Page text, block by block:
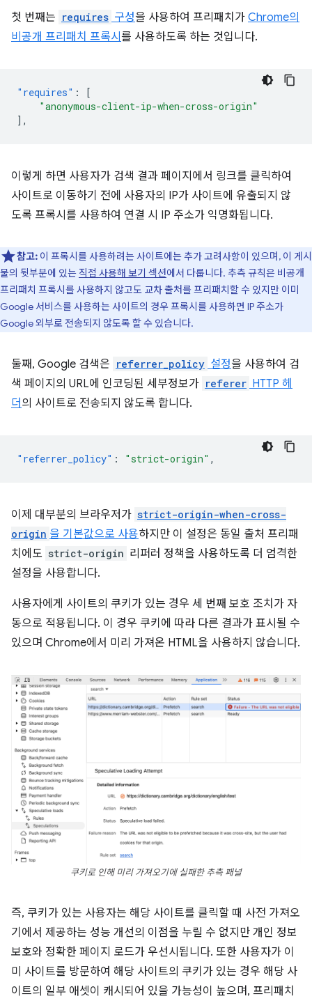
첫 번째는 requires 구성을 사용하여 프리패치가 Chrome의
비공개 프리패치 프록시 를 사용하도록 하는 것입니다.
"requires" :
[
"anonymous-client-ip-when-cross-origin"
],
이렇게 하면 사용자가 검색 결과 페이지에서 링크를 클릭하여
사이트로 이동하기 전에 사용자의 IP가 사이트에 유출되지 않
도록 프록시를 사용하여 연결 시 IP 주소가 익명화됩니다.
참고: 이 프록시를 사용하려는 사이트에는 추가 고려사항이 있으며, 이 게시
물의 뒷부분에 있는 직접 사용해 보기 섹션에서 다룹니다. 추측 규칙은 비공개
프리패치 프록시를 사용하지 않고도 교차 출처를 프리패치할 수 있지만 이미
Google 서비스를 사용하는 사이트의 경우 프록시를 사용하면 IP 주소가
Google 외부로 전송되지 않도록 할 수 있습니다.
둘째, Google 검색은 referrer_policy 설정을 사용하여 검
색 페이지의 URL에 인코딩된 세부정보가 referer HTTP 헤
더 의 사이트로 전송되지 않도록 합니다.
"referrer_policy" : "strict-origin" ,
이제 대부분의 브라우저가 strict-origin-when-cross-
origin 을 기본값으로 사용하지만 이 설정은 동일 출처 프리패
치에도 strict-origin 리퍼러 정책을 사용하도록 더 엄격한
설정을 사용합니다.
사용자에게 사이트의 쿠키가 있는 경우 세 번째 보호 조치가 자
동으로 적용됩니다. 이 경우 쿠키에 따라 다른 결과가 표시될 수
있으며 Chrome에서 미리 가져온 HTML을 사용하지 않습니다.
쿠키로 인해 미리 가져오기에 실패한 추측 패널
즉, 쿠키가 있는 사용자는 해당 사이트를 클릭할 때 사전 가져오
기에서 제공하는 성능 개선의 이점을 누릴 수 없지만 개인 정보
보호와 정확한 페이지 로드가 우선시됩니다. 또한 사용자가 이
미 사이트를 방문하여 해당 사이트의 쿠키가 있는 경우 해당 사
이트의 일부 애셋이 캐시되어 있을 가능성이 높으며, 프리패치